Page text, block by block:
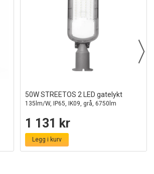
50W STREETOS 2 LED gatelykt
135lm/W, IP65, IK09, grå, 6750lm
1 131 kr
Legg i kurv